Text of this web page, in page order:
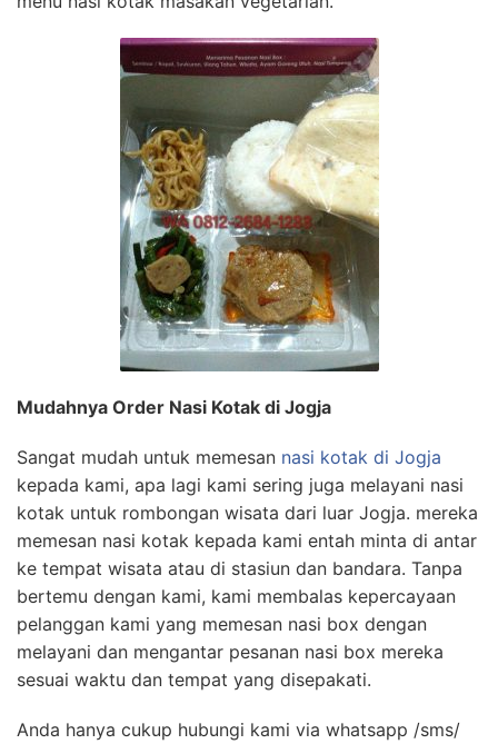
Mudahnya Order Nasi Kotak di Jogja
Sangat mudah untuk memesan nasi kotak di Jogja
kepada kami, apa lagi kami sering juga melayani nasi
kotak untuk rombongan wisata dari luar Jogja. mereka
memesan nasi kotak kepada kami entah minta di antar
ke tempat wisata atau di stasiun dan bandara. Tanpa
bertemu dengan kami, kami membalas kepercayaan
pelanggan kami yang memesan nasi box dengan
melayani dan mengantar pesanan nasi box mereka
sesuai waktu dan tempat yang disepakati.
Anda hanya cukup hubungi kami via whatsapp /sms/